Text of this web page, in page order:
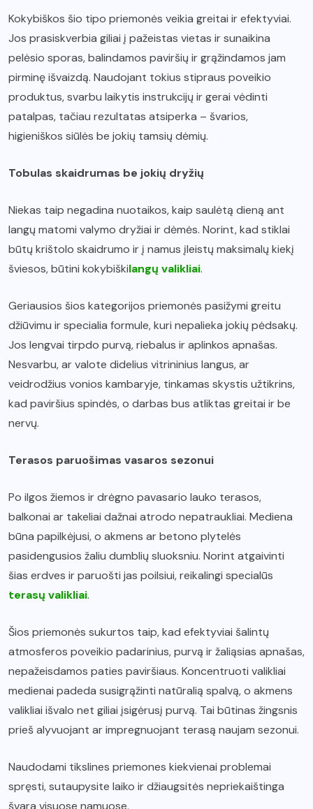
Kokybiškos šio tipo priemonės veikia greitai ir efektyviai.
Jos prasiskverbia giliai į pažeistas vietas ir sunaikina
pelėsio sporas, balindamos paviršių ir grąžindamos jam
pirminę išvaizdą. Naudojant tokius stipraus poveikio
produktus, svarbu laikytis instrukcijų ir gerai vėdinti
patalpas, tačiau rezultatas atsiperka – švarios,
higieniškos siūlės be jokių tamsių dėmių.
Tobulas skaidrumas be jokių dryžių
Niekas taip negadina nuotaikos, kaip saulėtą dieną ant
langų matomi valymo dryžiai ir dėmės. Norint, kad stiklai
būtų krištolo skaidrumo ir į namus įleistų maksimalų kiekį
šviesos, būtini kokybiškilangų valikliai.
Geriausios šios kategorijos priemonės pasižymi greitu
džiūvimu ir specialia formule, kuri nepalieka jokių pėdsakų.
Jos lengvai tirpdo purvą, riebalus ir aplinkos apnašas.
Nesvarbu, ar valote didelius vitrininius langus, ar
veidrodžius vonios kambaryje, tinkamas skystis užtikrins,
kad paviršius spindės, o darbas bus atliktas greitai ir be
nervų.
Terasos paruošimas vasaros sezonui
Po ilgos žiemos ir drėgno pavasario lauko terasos,
balkonai ar takeliai dažnai atrodo nepatraukliai. Mediena
būna papilkėjusi, o akmens ar betono plytelės
pasidengusios žaliu dumblių sluoksniu. Norint atgaivinti
šias erdves ir paruošti jas poilsiui, reikalingi specialūs
terasų valikliai.
Šios priemonės sukurtos taip, kad efektyviai šalintų
atmosferos poveikio padarinius, purvą ir žaliąsias apnašas,
nepažeisdamos paties paviršiaus. Koncentruoti valikliai
medienai padeda susigrąžinti natūralią spalvą, o akmens
valikliai išvalo net giliai įsigėrusį purvą. Tai būtinas žingsnis
prieš alyvuojant ar impregnuojant terasą naujam sezonui.
Naudodami tikslines priemones kiekvienai problemai
spręsti, sutaupysite laiko ir džiaugsitės nepriekaištinga
švara visuose namuose.